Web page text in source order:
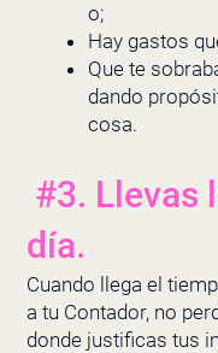
o;
Hay gastos
Que te
dando
cosa.
#3. Llevas
día.
Cuando llega el
a tu Contador, no
donde justificas tus